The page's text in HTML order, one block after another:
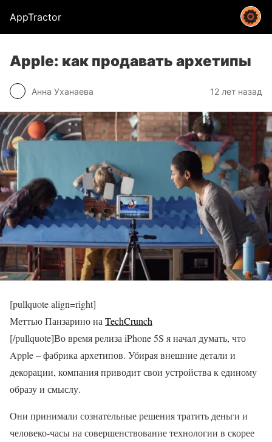
AppTractor
Apple: как продавать архетипы
Анна Уханаева 12 лет назад
[pullquote align=right]
Меттью Панзарино на TechCrunch
[/pullquote]Во время релиза iPhone 5S я начал думать, что
Apple – фабрика архетипов. Убирая внешние детали и
декорации, компания приводит свои устройства к единому
образу и смыслу.
Они принимали сознательные решения тратить деньги и
человеко-часы на совершенствование технологии в скорее